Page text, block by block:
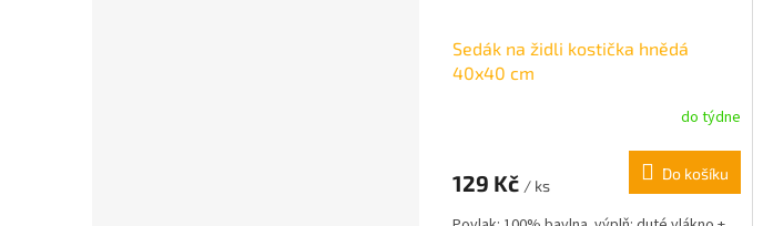
Sedák na židli kostička hnědá
40x40 cm
do týdne
129 Kč / ks
Do košíku